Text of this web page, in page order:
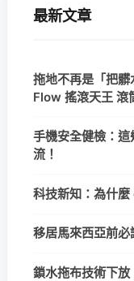
最新文章
拖地不再是「把
Flow 搖滾天王 滾
手機安全健檢：
流！
科技新知：為什
移居馬來西亞前
鎖水拖布技術下